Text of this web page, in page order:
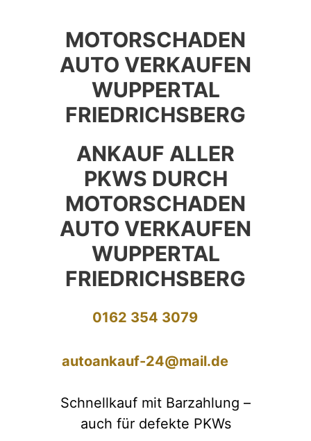
MOTORSCHADEN
AUTO VERKAUFEN
WUPPERTAL
FRIEDRICHSBERG
ANKAUF ALLER
PKWS DURCH
MOTORSCHADEN
AUTO VERKAUFEN
WUPPERTAL
FRIEDRICHSBERG
0162 354 3079
autoankauf-24@mail.de
Schnellkauf mit Barzahlung –
auch für defekte PKWs